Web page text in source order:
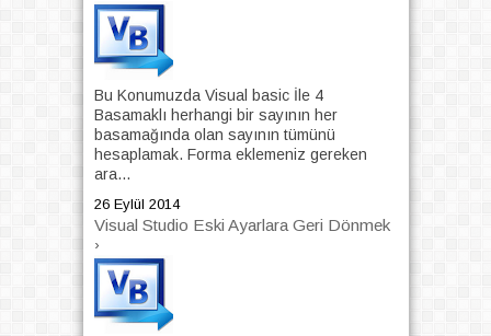
Bu Konumuzda Visual basic İle 4
Basamaklı herhangi bir sayının her
basamağında olan sayının tümünü
hesaplamak. Forma eklemeniz gereken
ara...
26 Eylül 2014
Visual Studio Eski Ayarlara Geri Dönmek
›